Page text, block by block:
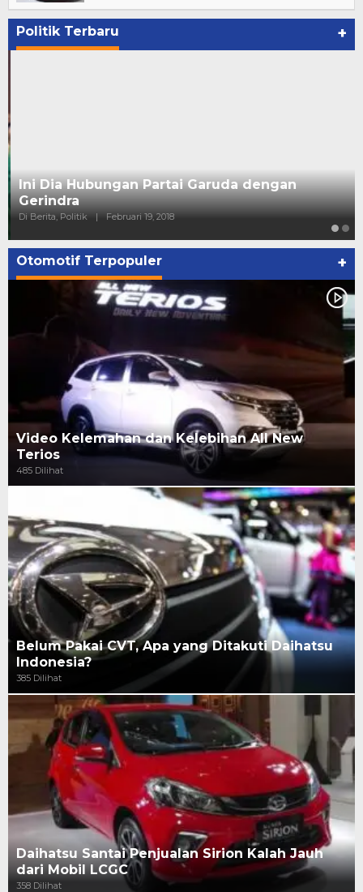
Politik Terbaru +
Ini Dia Hubungan Partai Garuda dengan
Gerindra
Di Berita, Politik Februari 19, 2018
Otomotif Terpopuler +
Video Kelemahan dan Kelebihan All New
Terios
485 Dilihat
Belum Pakai CVT, Apa yang Ditakuti Daihatsu
Indonesia?
385 Dilihat
Daihatsu Santai Penjualan Sirion Kalah Jauh
dari Mobil LCGC
358 Dilihat